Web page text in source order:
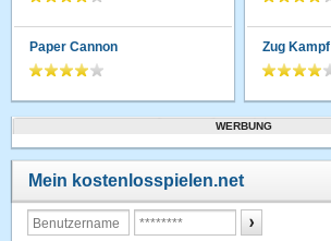
Paper Cannon Zug Kampf
WERBUNG
Mein kostenlosspielen.net